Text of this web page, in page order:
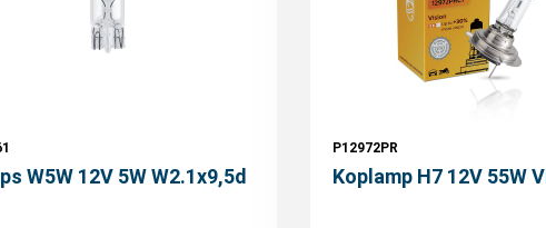
W5W 12V 5W W2.1x9,5d
P12972PR
Koplamp H7 12V 55W